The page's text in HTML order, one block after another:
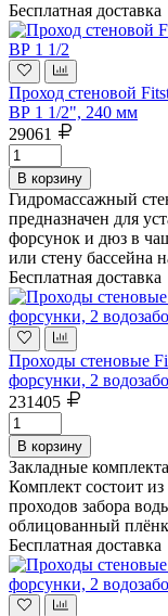
Бесплатная доставка
Проход стеновой
ВР 1 1/2", 240 мм
29061
В корзину
Гидромассажный
предназначен для
форсунок и дюз в
или стену бассейна
Бесплатная доставка
Проходы стеновые
форсунки, 2
231405
В корзину
Закладные
Комплект состоит
проходов забора
облицованный
Бесплатная доставка